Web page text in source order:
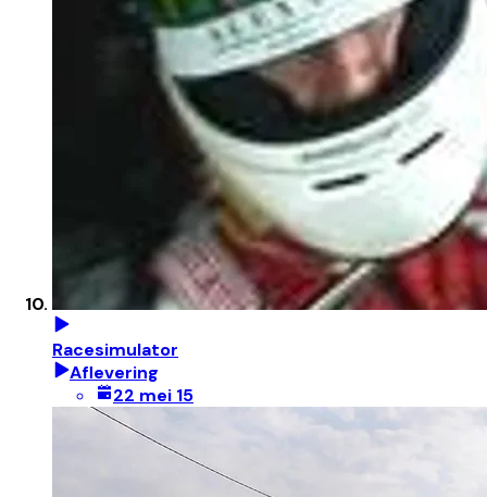
Racesimulator
Aflevering
22 mei 15